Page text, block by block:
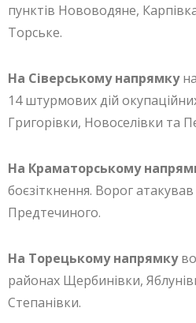
пунктів Нововодяне,
Торське.
На Сіверському напрямку
14 штурмових дій
Григорівки, Новоселівки та
На Краматорському
боєзіткнення. Ворог
Предтечиного.
На Торецькому напрямку
районах Щербинівки,
Степанівки.